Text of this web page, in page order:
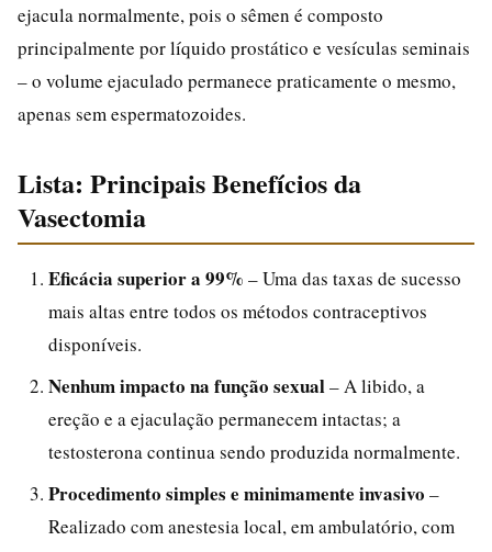
ejacula normalmente, pois o sêmen é composto
principalmente por líquido prostático e vesículas seminais
– o volume ejaculado permanece praticamente o mesmo,
apenas sem espermatozoides.
Lista: Principais Benefícios da
Vasectomia
Eficácia superior a 99% – Uma das taxas de sucesso
mais altas entre todos os métodos contraceptivos
disponíveis.
Nenhum impacto na função sexual– A libido, a
ereção e a ejaculação permanecem intactas; a
testosterona continua sendo produzida normalmente.
Procedimento simples e minimamente invasivo –
Realizado com anestesia local, em ambulatório, com